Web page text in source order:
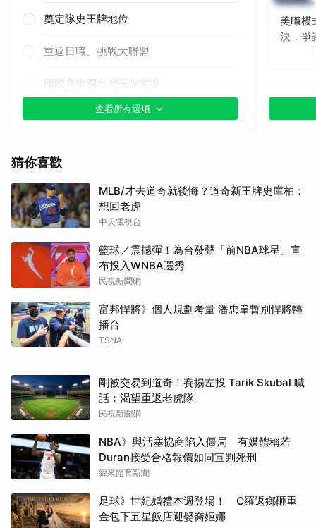
奠定隊史王牌地位
重返日職、挑戰大聯盟
國際賽擔綱台灣王牌主投
其他（歡迎貼文分享）
查看所有選項
美職模
決，爭
猜你喜歡
MLB/才去道奇就後悔？道奇新王牌史庫柏：
想回老虎
中天電視台
籃球／震撼彈！為台發聲「前NBA球星」宣
布投入WNBA選秀
民視新聞網
富邦悍將》個人規劃考量 潘忠韋暫別悍將轉
播台
TSNA
剛被交易到道奇！賽揚左投 Tarik Skubal 喊
話：渴望重返老虎隊
民視新聞網
NBA》與活塞協商陷入僵局 有媒體稱若
Duran接受合格報價如同宣判死刑
緯來體育新聞
足球》世紀婚禮本週登場！ C羅返鄉砸重
金包下五星飯店迎娶喬姬娜